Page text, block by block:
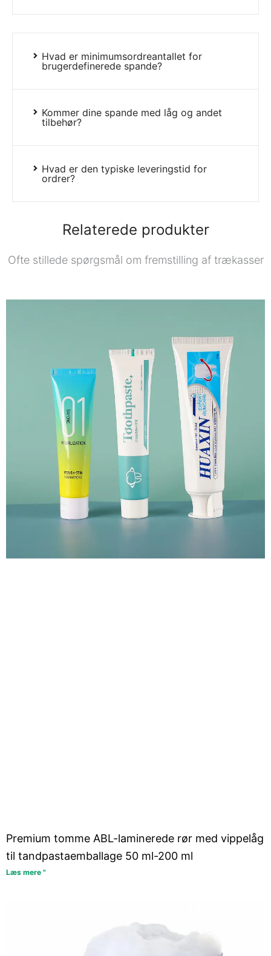
Hvad er minimumsordreantallet for
brugerdefinerede spande?
Kommer dine spande med låg og andet
tilbehør?
Hvad er den typiske leveringstid for
ordrer?
Relaterede produkter
Ofte stillede spørgsmål om fremstilling af trækasser
Premium tomme ABL-laminerede rør med vippelåg
til tandpastaemballage 50 ml-200 ml
Læs mere "